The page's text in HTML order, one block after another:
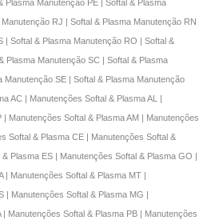
Plasma Manutenção PE | Softal & Plasma
RJ | Softal & Plasma Manutenção RN
| Softal & Plasma Manutenção RO | Softal &
Plasma Manutenção SC | Softal & Plasma
Manutenção SE | Softal & Plasma Manutenção
AC | Manutenções Softal & Plasma AL |
| Manutenções Softal & Plasma AM | Manutenções
Softal & Plasma CE | Manutenções Softal &
Plasma ES | Manutenções Softal & Plasma GO |
| Manutenções Softal & Plasma MT |
| Manutenções Softal & Plasma MG |
| Manutenções Softal & Plasma PB | Manutenções